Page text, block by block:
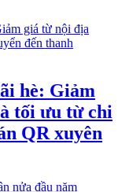
hè: Giảm
tối ưu từ chi
QR xuyên